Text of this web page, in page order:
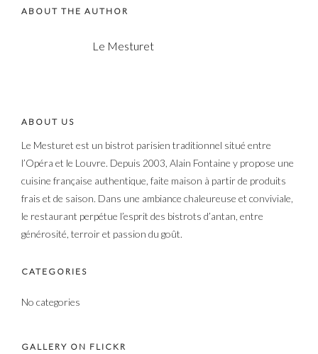
ABOUT THE AUTHOR
Le Mesturet
ABOUT US
Le Mesturet est un bistrot parisien traditionnel situé entre
l’Opéra et le Louvre. Depuis 2003, Alain Fontaine y propose une
cuisine française authentique, faite maison à partir de produits
frais et de saison. Dans une ambiance chaleureuse et conviviale,
le restaurant perpétue l’esprit des bistrots d’antan, entre
générosité, terroir et passion du goût.
CATEGORIES
No categories
GALLERY ON FLICKR